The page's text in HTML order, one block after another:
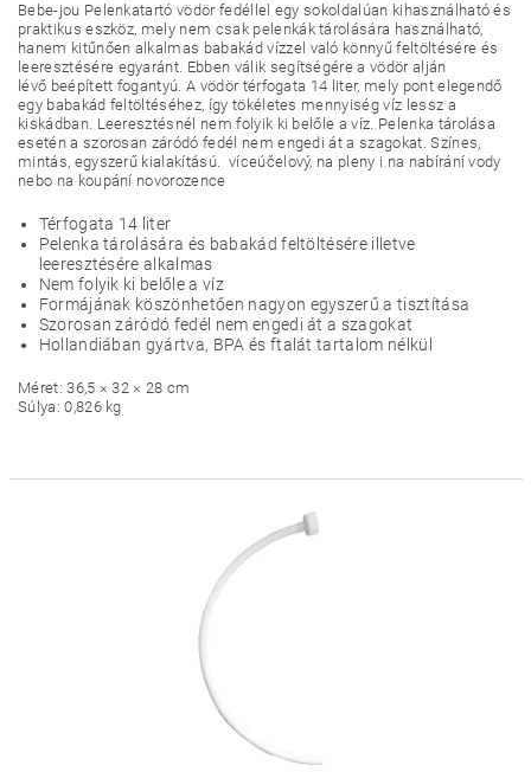
Bebe-jou Pelenkatartó vödör fedéllel egy sokoldalúan kihasználható és
praktikus eszköz, mely nem csak pelenkák tárolására használható,
hanem kitűnően alkalmas babakád vízzel való könnyű feltöltésére és
leeresztésére egyaránt. Ebben válik segítségére a vödör alján
lévő beépített fogantyú. A vödör térfogata 14 liter, mely pont elegendő
egy babakád feltöltéséhez, így tökéletes mennyiség víz lessz a
kiskádban. Leeresztésnél nem folyik ki belőle a víz. Pelenka tárolása
esetén a szorosan záródó fedél nem engedi át a szagokat. Színes,
mintás, egyszerű kialakítású. víceúčelový, na pleny i na nabírání vody
nebo na koupání novorozence
Térfogata 14 liter
Pelenka tárolására és babakád feltöltésére illetve
leeresztésére alkalmas
Nem folyik ki belőle a víz
Formájának köszönhetően nagyon egyszerű a tisztítása
Szorosan záródó fedél nem engedi át a szagokat
Hollandiában gyártva, BPA és ftalát tartalom nélkül
Méret: 36,5 × 32 × 28 cm
Súlya: 0,826 kg